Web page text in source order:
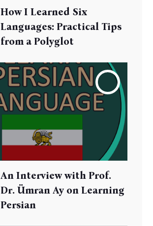
How I Learned Six
Languages: Practical Tips
from a Polyglot
An Interview with Prof.
Dr. Ümran Ay on Learning
Persian